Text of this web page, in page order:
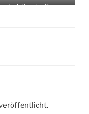
in Zeiten der Corona-